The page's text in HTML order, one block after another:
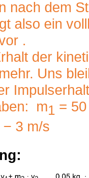
nach dem
also ein
.
der
Uns
m1 =
− 3 m/s